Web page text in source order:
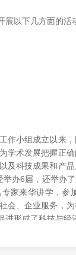
以下几方面的活
作小组成立以来
学术发展把握正
及科技成果和产
办6届，还举办
家来华讲学，
会、企业服务，
形成了科技与经